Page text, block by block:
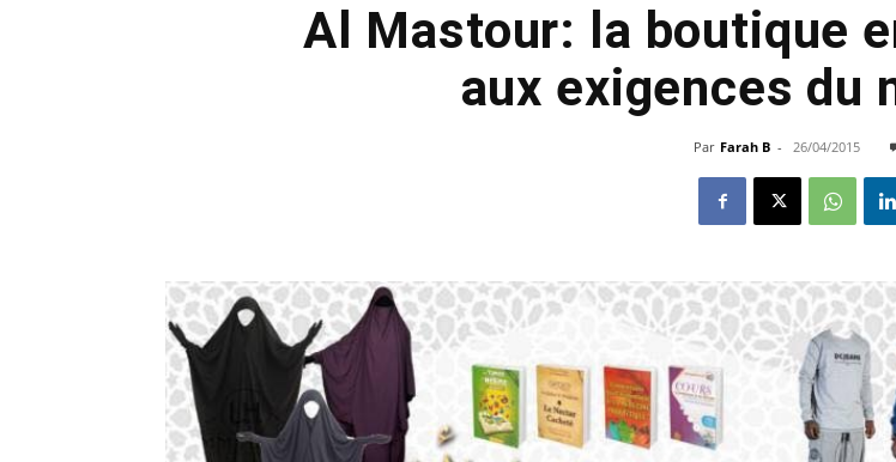
Al Mastour: la boutique
aux exigences du
Par Farah B - 26/04/2015